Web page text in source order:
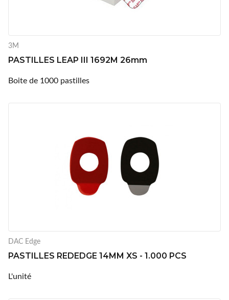
3M
PASTILLES LEAP III 1692M 26mm
Boite de 1000 pastilles
DAC Edge
PASTILLES REDEDGE 14MM XS - 1.000 PCS
L'unité